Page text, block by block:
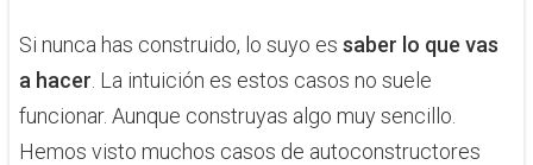
​Si nunca has construido, lo suyo es saber lo que vas
a hacer . ​La intuición es estos casos no suele
funcionar. Aunque construyas algo muy sencillo.
Hemos visto muchos casos de autoconstructores